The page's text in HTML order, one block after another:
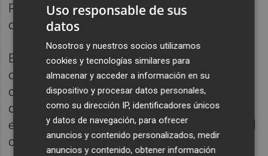
Puerto de Sagunto, organizador de la
competición.
El equipo colegial, que partía con el único
objetivo de lograr una plácida permanencia,
cuenta en su plantilla con nueve jugadores
que han pasado por sus aulas y su
entrenador, Alejandro Carrillo, es docente del
centro.
Uso responsable de sus
datos
Nosotros y nuestros socios utilizamos
cookies y tecnologías similares para
almacenar y acceder a información en su
dispositivo y procesar datos personales,
como su dirección IP, identificadores únicos
y datos de navegación, para ofrecer
anuncios y contenido personalizados, medir
anuncios y contenido, obtener información